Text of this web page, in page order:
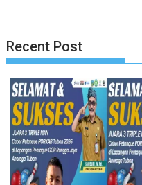
Recent Post